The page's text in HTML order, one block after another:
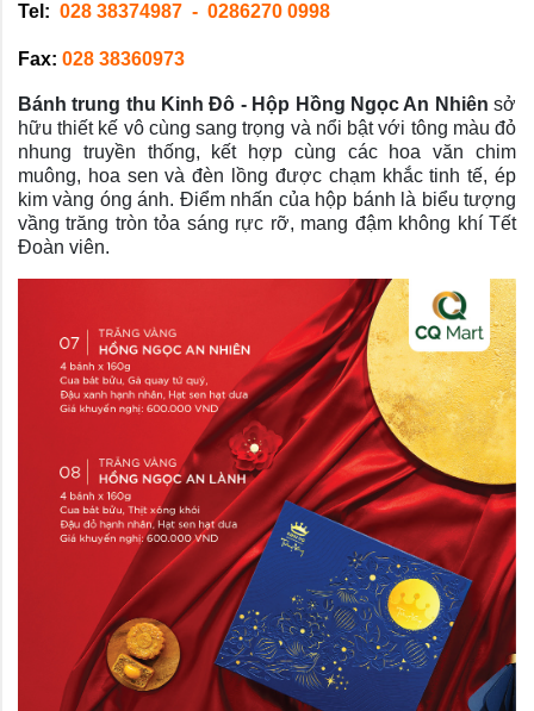
Tel: 028 38374987 - 0286270 0998
Fax: 028 38360973
Bánh trung thu Kinh Đô - Hộp Hồng Ngọc An Nhiên sở
hữu thiết kế vô cùng sang trọng và nổi bật với tông màu đỏ
nhung truyền thống, kết hợp cùng các hoa văn chim
muông, hoa sen và đèn lồng được chạm khắc tinh tế, ép
kim vàng óng ánh. Điểm nhấn của hộp bánh là biểu tượng
vầng trăng tròn tỏa sáng rực rỡ, mang đậm không khí Tết
Đoàn viên.